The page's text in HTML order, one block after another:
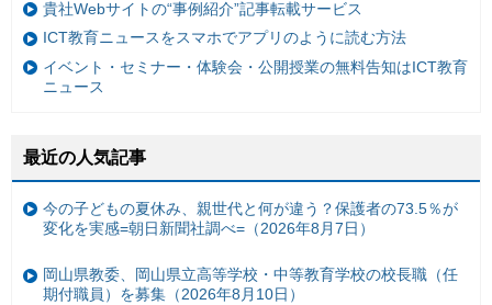
貴社Webサイトの“事例紹介”記事転載サービス
ICT教育ニュースをスマホでアプリのように読む方法
イベント・セミナー・体験会・公開授業の無料告知はICT教育
ニュース
最近の人気記事
今の子どもの夏休み、親世代と何が違う？保護者の73.5％が
変化を実感=朝日新聞社調べ=（2026年8月7日）
岡山県教委、岡山県立高等学校・中等教育学校の校長職（任
期付職員）を募集（2026年8月10日）